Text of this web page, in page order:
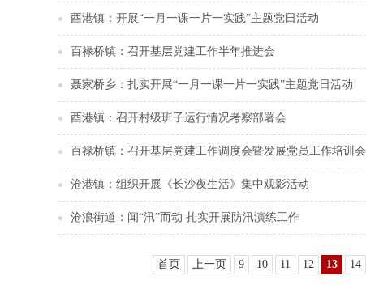
酉港镇：开展“一月一课一片一实践”主题党日活动
百禄桥镇：召开基层党建工作半年推进会
聂家桥乡：扎实开展“一月一课一片一实践”主题党日活动
酉港镇：召开村级班子运行情况考察部署会
百禄桥镇：召开基层党建工作调度会暨发展党员工作培训会
沧港镇：组织开展《长沙夜生活》集中观影活动
沧浪街道：闻“汛”而动 扎实开展防汛演练工作
首页 上一页 9 10 11 12 13 14